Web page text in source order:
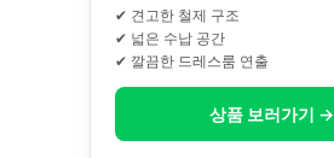
✔ 견고한 철제 구조
✔ 넓은 수납 공간
✔ 깔끔한 드레스룸 연출
상품 보러가기 →